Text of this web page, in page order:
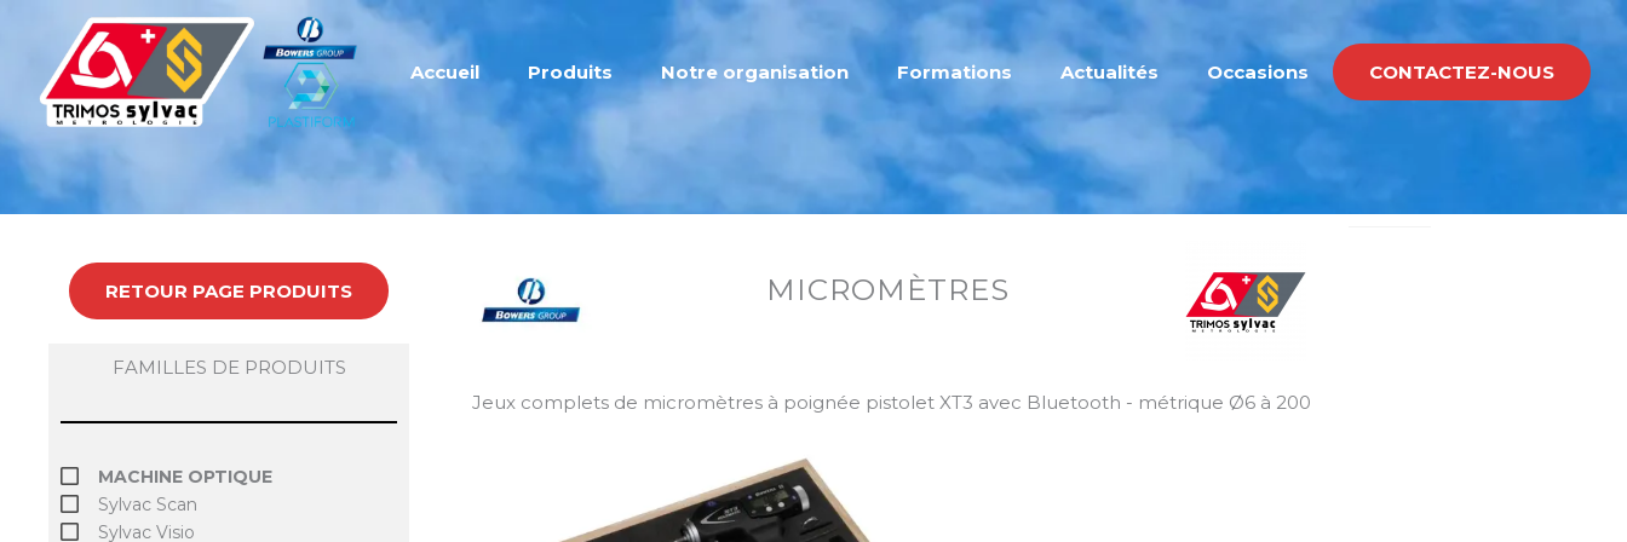
contenu
Accueil Produits Notre organisation Formations Actualités Occasions CONTACTEZ-NOUS
RETOUR PAGE PRODUITS
FAMILLES DE PRODUITS
MACHINE OPTIQUE
Sylvac Scan
Sylvac Visio
MICROMÈTRES
Jeux complets de micromètres à poignée pistolet XT3 avec Bluetooth - métrique Ø6 à 200